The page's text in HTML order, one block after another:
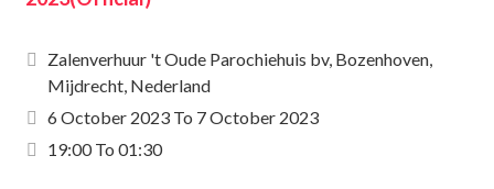
Zalenverhuur 't Oude Parochiehuis bv, Bozenhoven,
Mijdrecht, Nederland
6 October 2023 To 7 October 2023
19:00 To 01:30